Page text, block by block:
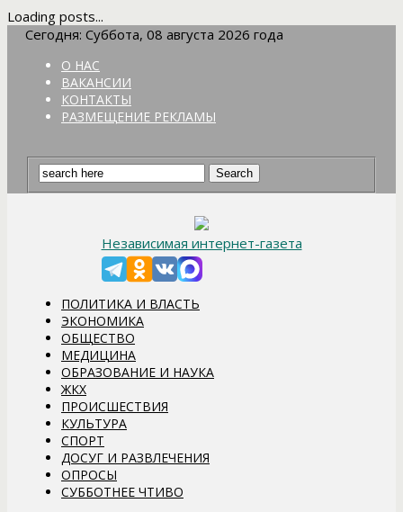
Loading posts...
Сегодня: Суббота, 08 августа 2026 года
О НАС
ВАКАНСИИ
КОНТАКТЫ
РАЗМЕЩЕНИЕ РЕКЛАМЫ
Независимая интернет-газета
ПОЛИТИКА И ВЛАСТЬ
ЭКОНОМИКА
ОБЩЕСТВО
МЕДИЦИНА
ОБРАЗОВАНИЕ И НАУКА
ЖКХ
ПРОИСШЕСТВИЯ
КУЛЬТУРА
СПОРТ
ДОСУГ И РАЗВЛЕЧЕНИЯ
ОПРОСЫ
СУББОТНЕЕ ЧТИВО